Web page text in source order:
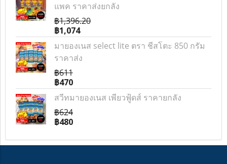
แพค ราคาส่งยกลัง
฿1,396.20
฿1,074
มายองเนส select lite ตรา ชีสโตะ 850 กรัม
ราคาส่ง
฿611
฿470
สวีทมายองเนส เพียวฟู้ดส์ ราคายกลัง
฿624
฿480